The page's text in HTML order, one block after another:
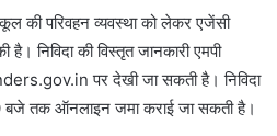
की परिवहन व्यवस्था को लेकर एजेंसी
है। निविदा की विस्तृत जानकारी एमपी
पर देखी जा सकती है। निविदा
तक ऑनलाइन जमा कराई जा सकती है।